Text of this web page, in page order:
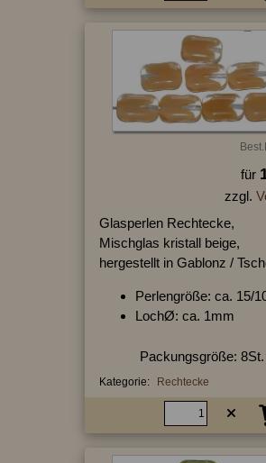
für
zzgl.
Glasperlen Rechtecke,
Mischglas kristall beige,
hergestellt in Gablonz /
Perlengröße: ca. 15/
LochØ: ca. 1mm
Packungsgröße: 8St.
Kategorie: Rechtecke